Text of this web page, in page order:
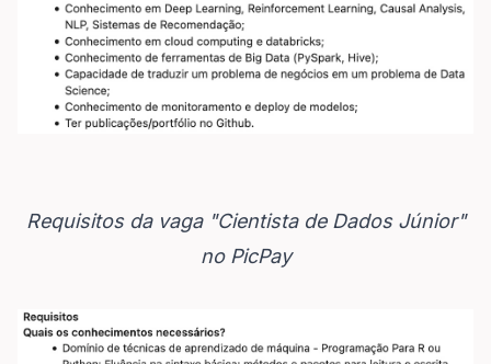
Requisitos da vaga "Cientista de Dados Júnior"
no PicPay